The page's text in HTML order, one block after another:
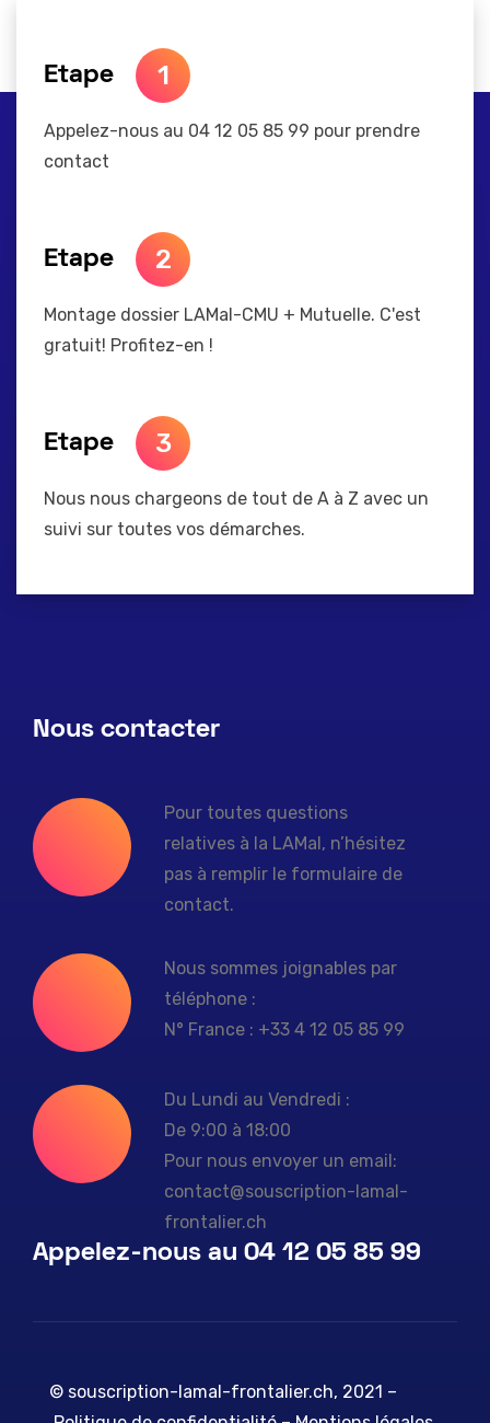
Etape 1
Appelez-nous au 04 12 05 85 99 pour prendre
contact
Etape 2
Montage dossier LAMal-CMU + Mutuelle. C'est
gratuit! Profitez-en !
Etape 3
Nous nous chargeons de tout de A à Z avec un
suivi sur toutes vos démarches.
Nous contacter
Pour toutes questions
relatives à la LAMal, n’hésitez
pas à remplir le formulaire de
contact.
Nous sommes joignables par
téléphone :
N° France : +33 4 12 05 85 99
Du Lundi au Vendredi :
De 9:00 à 18:00
Pour nous envoyer un email:
contact@souscription-lamal-
frontalier.ch
Appelez-nous au 04 12 05 85 99
© souscription-lamal-frontalier.ch, 2021 –